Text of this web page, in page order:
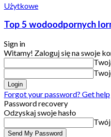
Użytkowe
Top 5 wodoodpornych
Sign in
Witamy! Zaloguj się na swoje
Forgot your password? Get help
Password recovery
Odzyskaj swoje hasło